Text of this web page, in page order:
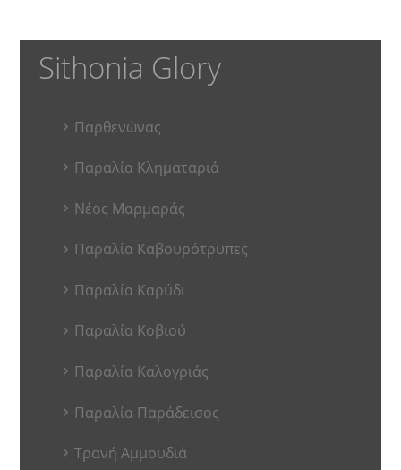
Sithonia Glory
Παρθενώνας
Παραλία Κληματαριά
Νέος Μαρμαράς
Παραλία Καβουρότρυπες
Παραλία Καρύδι
Παραλία Κοβιού
Παραλία Καλογριάς
Παραλία Παράδεισος
Τρανή Αμμουδιά